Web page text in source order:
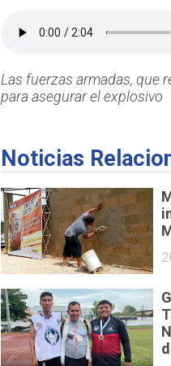
Las fuerzas armadas, que
para asegurar el explosivo
Noticias